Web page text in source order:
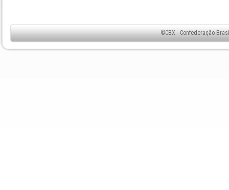
©CBX - Confederação